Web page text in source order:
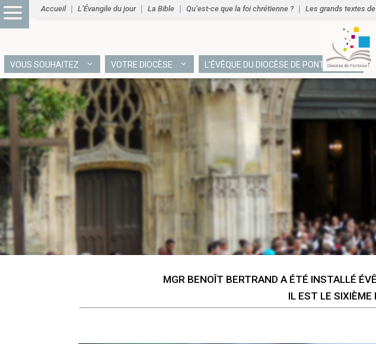
Accueil L’Évangile du jour La Bible Qu’est-ce que la foi chrétienne ? Les grands textes de
VOUS SOUHAITEZ VOTRE DIOCÈSE L’ÉVÊQUE DU DIOCÈSE DE PONTOISE
MGR BENOÎT BERTRAND A ÉTÉ INSTALLÉ
IL EST LE SIXIÈME